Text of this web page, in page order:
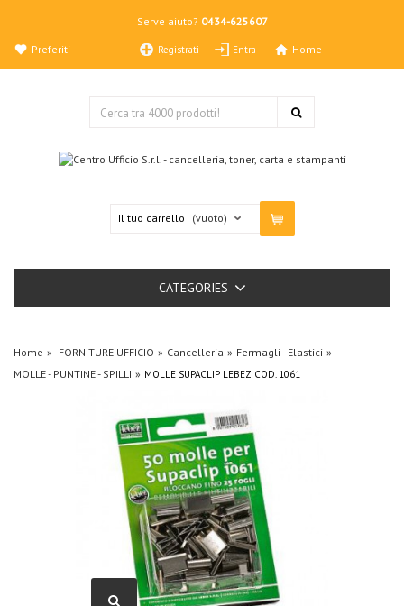
Serve aiuto? 0434-625607
Registrati Entra
Preferiti Home
Il tuo carrello (vuoto)
CATEGORIES
Home FORNITURE UFFICIO Cancelleria
Fermagli - Elastici
MOLLE - PUNTINE - SPILLI
MOLLE SUPACLIP LEBEZ COD. 1061